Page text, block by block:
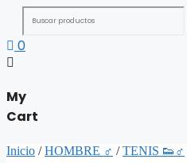
0
My
Cart
Inicio /HOMBRE ♂ /TENIS 👟♂